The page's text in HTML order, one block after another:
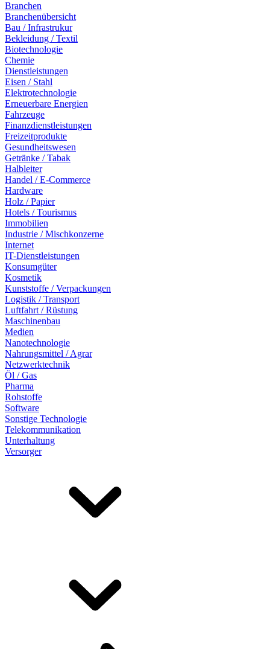
Branchen
Branchenübersicht
Bau / Infrastrukur
Bekleidung / Textil
Biotechnologie
Chemie
Dienstleistungen
Eisen / Stahl
Elektrotechnologie
Erneuerbare Energien
Fahrzeuge
Finanzdienstleistungen
Freizeitprodukte
Gesundheitswesen
Getränke / Tabak
Halbleiter
Handel / E-Commerce
Hardware
Holz / Papier
Hotels / Tourismus
Immobilien
Industrie / Mischkonzerne
Internet
IT-Dienstleistungen
Konsumgüter
Kosmetik
Kunststoffe / Verpackungen
Logistik / Transport
Luftfahrt / Rüstung
Maschinenbau
Medien
Nanotechnologie
Nahrungsmittel / Agrar
Netzwerktechnik
Öl / Gas
Pharma
Rohstoffe
Software
Sonstige Technologie
Telekommunikation
Unterhaltung
Versorger